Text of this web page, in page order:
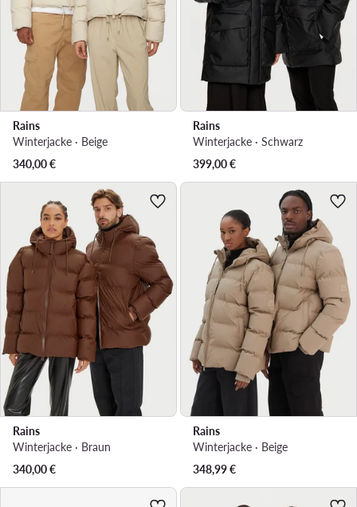
Rains
Winterjacke · Beige
340,00€
Rains
Winterjacke · Schwarz
399,00€
Rains
Winterjacke · Braun
340,00€
Rains
Winterjacke · Beige
348,99€